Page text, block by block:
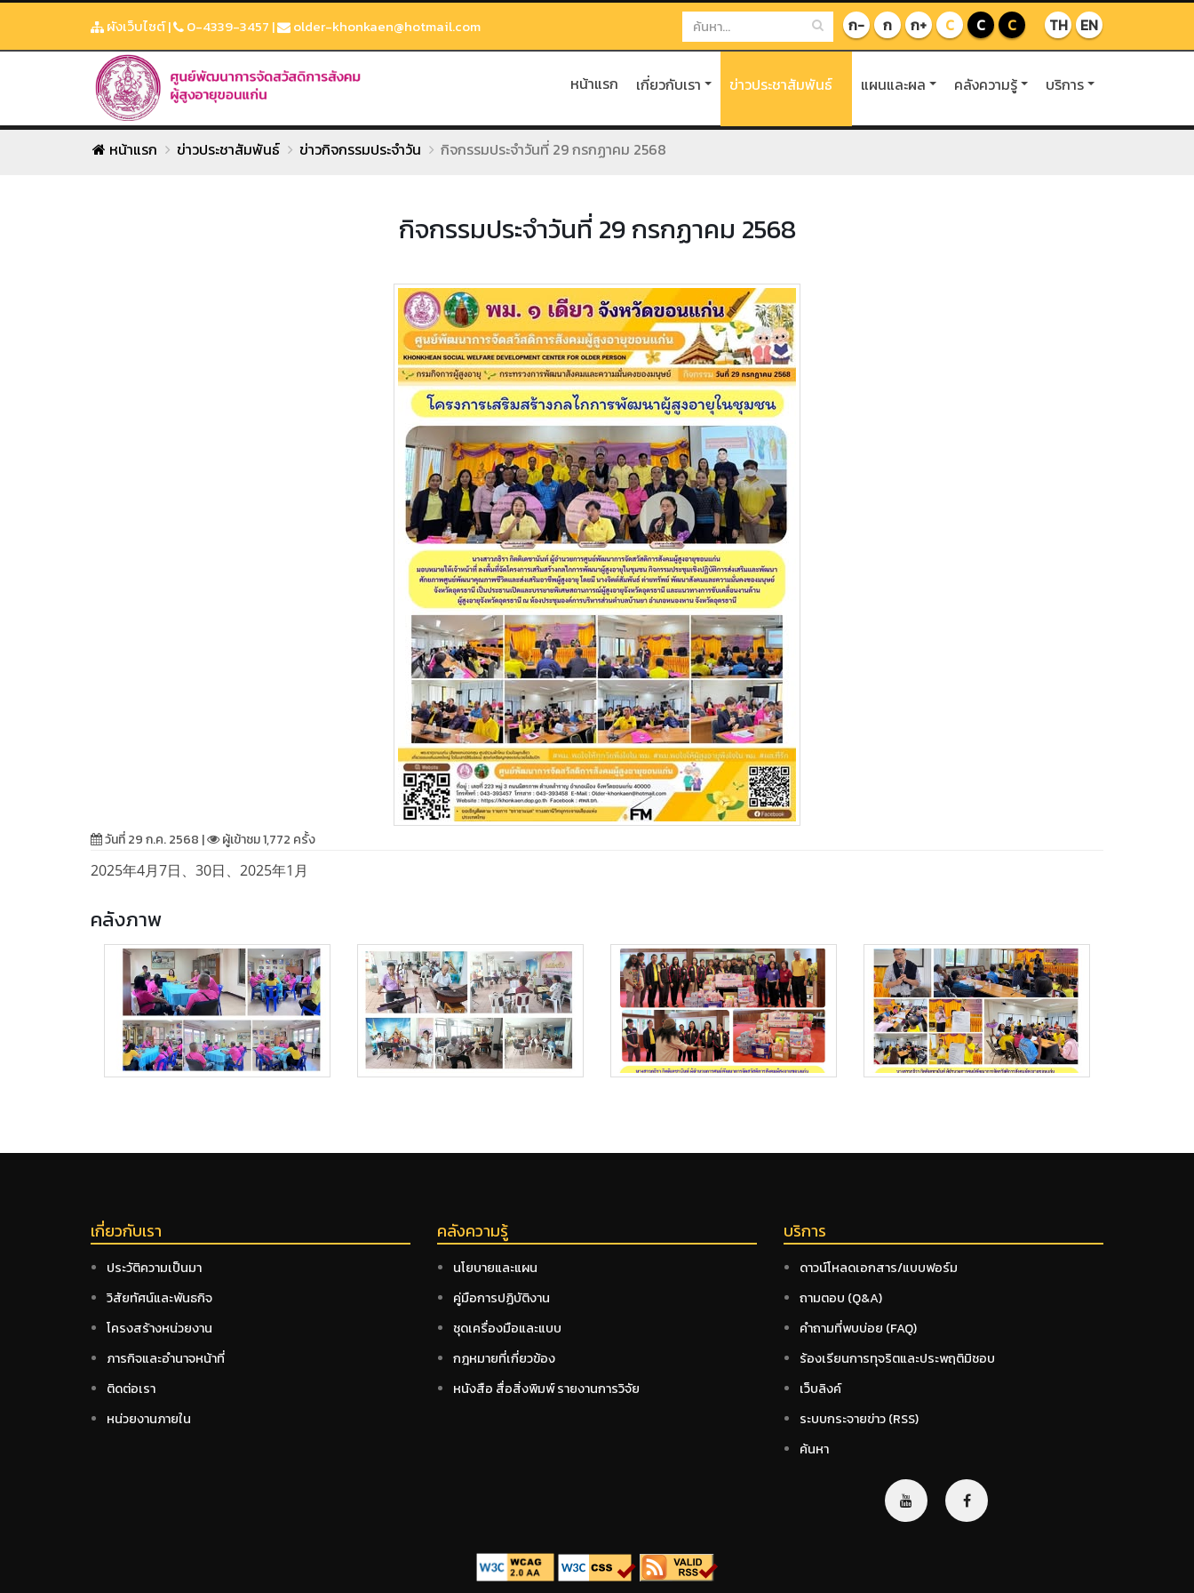
ผังเว็บไซต์| 0-4339-3457 | older-khonkaen@hotmail.com TH EN
ก- ก ก+ C C C
หน้าแรก เกี่ยวกับเรา ข่าวประชาสัมพันธ์ แผนและผล คลังความรู้ บริการ
หน้าแรก ข่าวประชาสัมพันธ์ ข่าวกิจกรรมประจำวัน กิจกรรมประจำวันที่ 29 กรกฏาคม 2568
กิจกรรมประจำวันที่ 29 กรกฏาคม 2568
วันที่ 29 ก.ค. 2568 | ผู้เข้าชม 1,772 ครั้ง
2025年4月7日、30日、2025年1月
คลังภาพ
เกี่ยวกับเรา
ประวัติความเป็นมา
วิสัยทัศน์และพันธกิจ
โครงสร้างหน่วยงาน
ภารกิจและอำนาจหน้าที่
ติดต่อเรา
หน่วยงานภายใน
คลังความรู้
นโยบายและแผน
คู่มือการปฏิบัติงาน
ชุดเครื่องมือและแบบ
กฎหมายที่เกี่ยวข้อง
หนังสือ สื่อสิ่งพิมพ์ รายงานการวิจัย
บริการ
ดาวน์โหลดเอกสาร/แบบฟอร์ม
ถามตอบ (Q&A)
คำถามที่พบบ่อย (FAQ)
ร้องเรียนการทุจริตและประพฤติมิชอบ
เว็บลิงค์
ระบบกระจายข่าว (RSS)
ค้นหา